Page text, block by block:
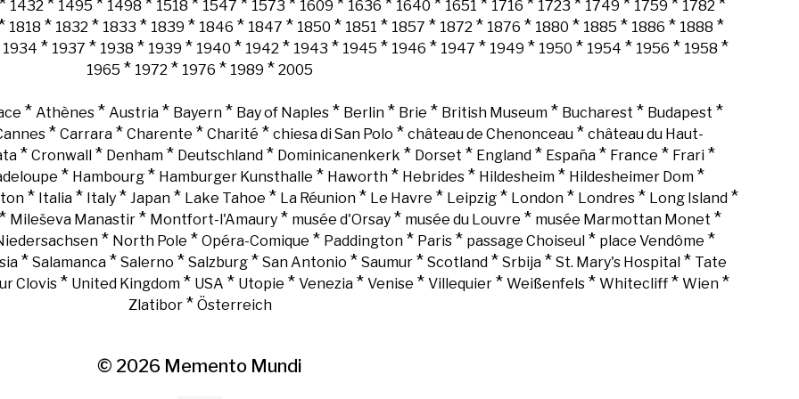
1432 1495 1498 1518 1547 1573 1609 1636 1640 1651 1716 1723 1749 1759 1782
1818 * 1832 * 1833 * 1839 * 1846 * 1847 * 1850 * 1851 * 1857 * 1872 * 1876 * 1880 * 1885 * 1886 * 1888 *
1934 * 1937 * 1938 * 1939 * 1940 * 1942 * 1943 * 1945 * 1946 * 1947 * 1949 * 1950 * 1954 * 1956 * 1958 *
1965 * 1972 * 1976 * 1989 * 2005
* Athènes* Austria* Bayern* Bay of Naples* Berlin* Brie * British Museum* Bucharest * Budapest *
* Carrara* Charente * Charité * chiesa di San Polo * château de Chenonceau* château du Haut-
* Cronwall * Denham * Deutschland * Dominicanenkerk * Dorset * England * España * France * Frari *
* Hambourg * Hamburger Kunsthalle * Haworth * Hebrides * Hildesheim * Hildesheimer Dom *
* Italia* Italy* Japan* Lake Tahoe * La Réunion* Le Havre * Leipzig* London* Londres* Long Island*
Mileševa Manastir * Montfort-l'Amaury * musée d'Orsay * musée du Louvre * musée Marmottan Monet *
* North Pole * Opéra-Comique * Paddington* Paris* passage Choiseul* place Vendôme *
* Salamanca * Salerno * Salzburg * San Antonio * Saumur * Scotland * Srbija * St. Mary's Hospital * Tate
Clovis* United Kingdom* USA * Utopie * Venezia* Venise * Villequier* Weißenfels* Whitecliff* Wien*
Zlatibor* Österreich
© 2026 Memento Mundi